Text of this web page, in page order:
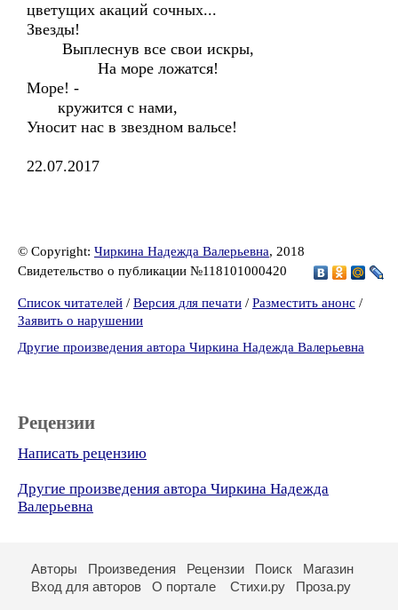
цветущих акаций сочных...
Звезды!
Выплеснув все свои искры,
На море ложатся!
Море! -
кружится с нами,
Уносит нас в звездном вальсе!
22.07.2017
© Copyright: Чиркина Надежда Валерьевна, 2018
Свидетельство о публикации №118101000420
Список читателей / Версия для печати / Разместить анонс /
Заявить о нарушении
Другие произведения автора Чиркина Надежда Валерьевна
Рецензии
Написать рецензию
Другие произведения автора Чиркина Надежда
Валерьевна
Авторы Произведения Рецензии Поиск
Магазин
Вход для авторов
О портале Стихи.ру Проза.ру